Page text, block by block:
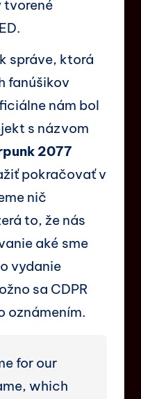
tvorené
správe, ktorá
fanúšikov
nám bol
s názvom
2077
pokračovať v
nič
to, že nás
aké sme
vydanie
sa CDPR
oznámením.
for our
which